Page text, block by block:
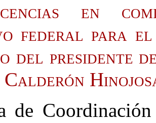
en
federal para
del presidente
Calderón
de